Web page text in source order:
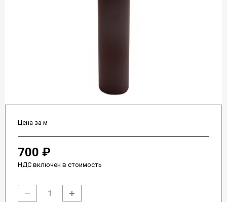
Цена за м
700 ₽
НДС включен в стоимость